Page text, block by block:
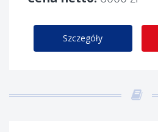
Szczegóły